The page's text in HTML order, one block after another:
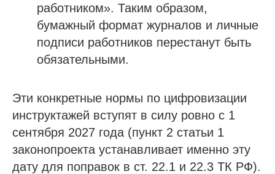
работником». Таким образом,
бумажный формат журналов и личные
подписи работников перестанут быть
обязательными.
Эти конкретные нормы по цифровизации
инструктажей вступят в силу ровно с 1
сентября 2027 года (пункт 2 статьи 1
законопроекта устанавливает именно эту
дату для поправок в ст. 22.1 и 22.3 ТК РФ).